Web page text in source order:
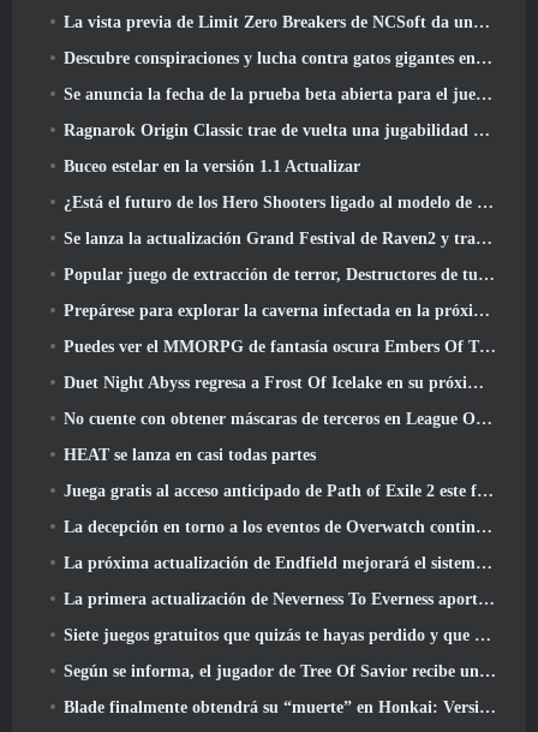
La vista previa de Limit Zero Breakers de NCSoft da una idea de qué esperar de la próxima prueba del prólogo
Descubre conspiraciones y lucha contra gatos gigantes en tu tiempo de inactividad en la última actualización de Where Winds Meet
Se anuncia la fecha de la prueba beta abierta para el juego Dark Fantasy Extraction, Cazador de la niebla
Ragnarok Origin Classic trae de vuelta una jugabilidad MMORPG justa y CBT abre en junio 4
Buceo estelar en la versión 1.1 Actualizar
¿Está el futuro de los Hero Shooters ligado al modelo de servicio en vivo F2P??
Se lanza la actualización Grand Festival de Raven2 y trae consigo la nueva clase Warlord
Popular juego de extracción de terror, Destructores de tumbas, Lanzamientos en Occidente
Prepárese para explorar la caverna infectada en la próxima actualización de Eterspire
Puedes ver el MMORPG de fantasía oscura Embers Of The Uncrown de Nexon durante el Steam Next Fest
Duet Night Abyss regresa a Frost Of Icelake en su próxima actualización Steampunk
No cuente con obtener máscaras de terceros en League Of Legends
HEAT se lanza en casi todas partes
Juega gratis al acceso anticipado de Path of Exile 2 este fin de semana
La decepción en torno a los eventos de Overwatch continúa 10 Año Aniversario
La próxima actualización de Endfield mejorará el sistema de fábrica
La primera actualización de Neverness To Everness aporta mucho a la mesa
Siete juegos gratuitos que quizás te hayas perdido y que forman parte del Steam Ocean Fest
Según se informa, el jugador de Tree Of Savior recibe un premio especial por gastar 100.000 dólares en el juego
Blade finalmente obtendrá su “muerte” en Honkai: Versión de riel en estrella 4.3